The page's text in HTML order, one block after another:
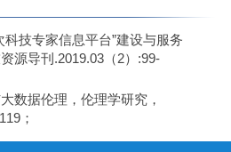
科技专家信息平台”建设与服务
源导刊.2019.03（2）:99-
数据伦理，伦理学研究，
；